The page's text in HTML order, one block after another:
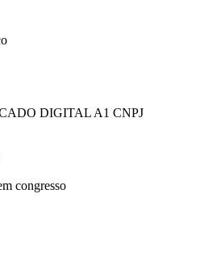
DIGITAL A1 CNPJ
congresso